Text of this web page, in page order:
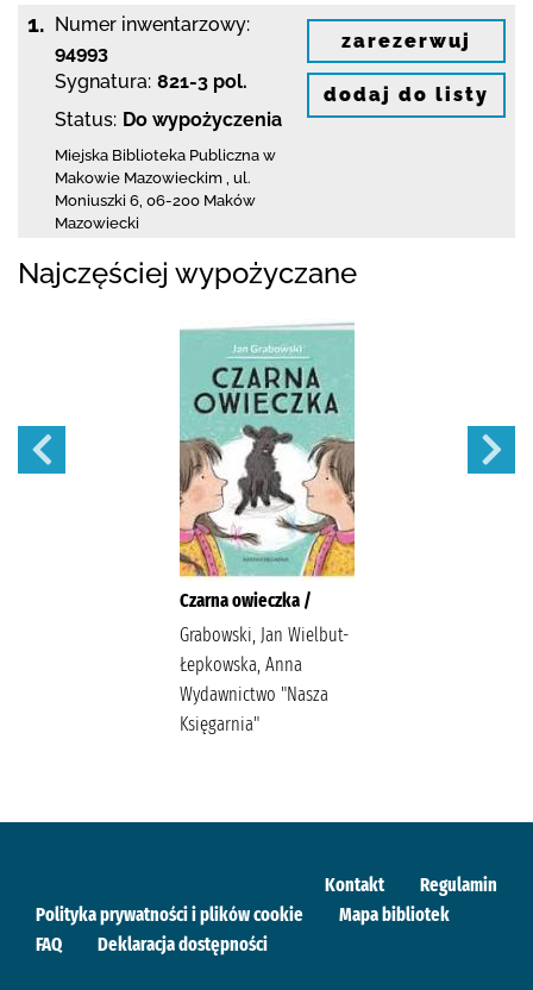
1. Numer inwentarzowy:
94993
Sygnatura: 821-3 pol.
Status: Do wypożyczenia
Miejska Biblioteka Publiczna w
Makowie Mazowieckim ul.
Moniuszki 6 06-200 Maków
Mazowiecki
zarezerwuj
dodaj do listy
Najczęściej wypożyczane
Czarna owieczka /
Grabowski, Jan Wielbut-
Łepkowska, Anna
Wydawnictwo "Nasza
Księgarnia"
Kontakt
Regulamin
Polityka prywatności i plików cookie
Mapa bibliotek
FAQ
Deklaracja dostępności